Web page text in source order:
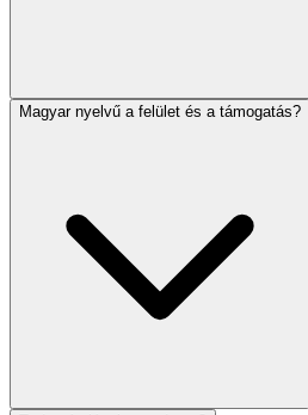
Magyar nyelvű a felület és a támogatás?